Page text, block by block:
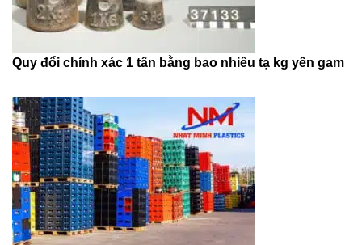
Quy đổi chính xác 1 tấn bằng bao nhiêu tạ kg yến gam